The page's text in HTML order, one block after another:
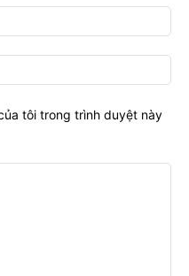
tôi trong trình duyệt này